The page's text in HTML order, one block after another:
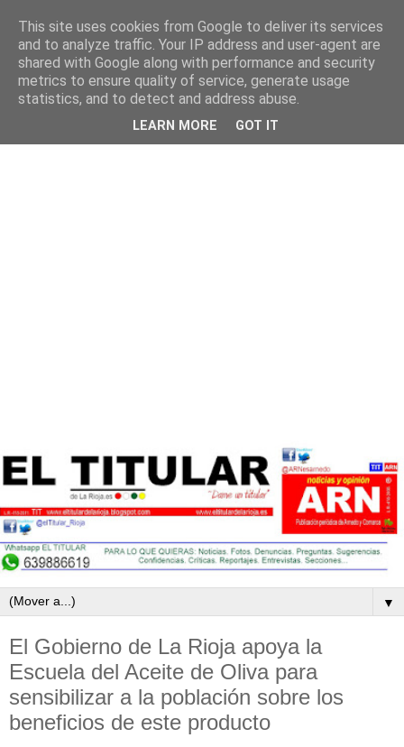
▼
El Gobierno de La Rioja apoya la
Escuela del Aceite de Oliva para
sensibilizar a la población sobre los
beneficios de este producto
This site uses cookies from Google to deliver its services
and to analyze traffic. Your IP address and user-agent are
shared with Google along with performance and security
metrics to ensure quality of service, generate usage
statistics, and to detect and address abuse.
LEARN MORE GOT IT